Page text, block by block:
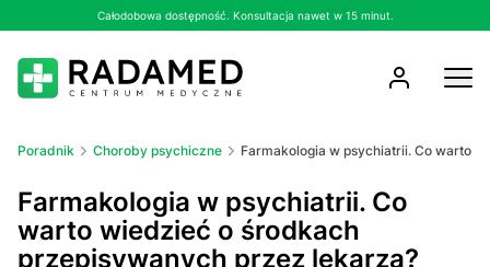
Całodobowa dostępność. Konsultacja nawet w 15 minut.
Poradnik Choroby psychiczne Farmakologia w psychiatrii. Co warto
Farmakologia w psychiatrii. Co
warto wiedzieć o środkach
przepisywanych przez lekarza?